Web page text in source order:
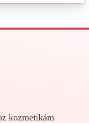
kozmetikám